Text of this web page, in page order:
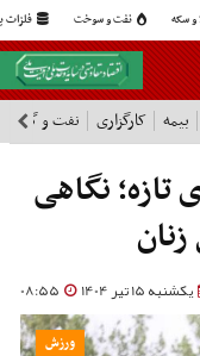
و سکه نفت و سوخت فلزات
بیمه کارگزاری نفت و گاز
نگاهی
یکشنبه 15 تیر 1404 08:55
ورزش